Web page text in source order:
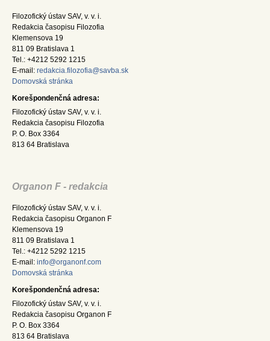
Filozofický ústav SAV, v. v. i.
Redakcia časopisu Filozofia
Klemensova 19
811 09 Bratislava 1
Tel.: +4212 5292 1215
E-mail: redakcia.filozofia@savba.sk
Domovská stránka
Korešpondenčná adresa:
Filozofický ústav SAV, v. v. i.
Redakcia časopisu Filozofia
P. O. Box 3364
813 64 Bratislava
Organon F - redakcia
Filozofický ústav SAV, v. v. i.
Redakcia časopisu Organon F
Klemensova 19
811 09 Bratislava 1
Tel.: +4212 5292 1215
E-mail: info@organonf.com
Domovská stránka
Korešpondenčná adresa:
Filozofický ústav SAV, v. v. i.
Redakcia časopisu Organon F
P. O. Box 3364
813 64 Bratislava